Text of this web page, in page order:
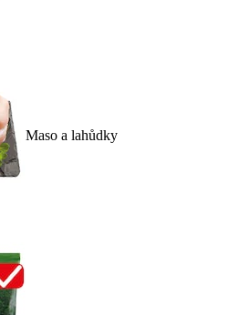
Maso a lahůdky